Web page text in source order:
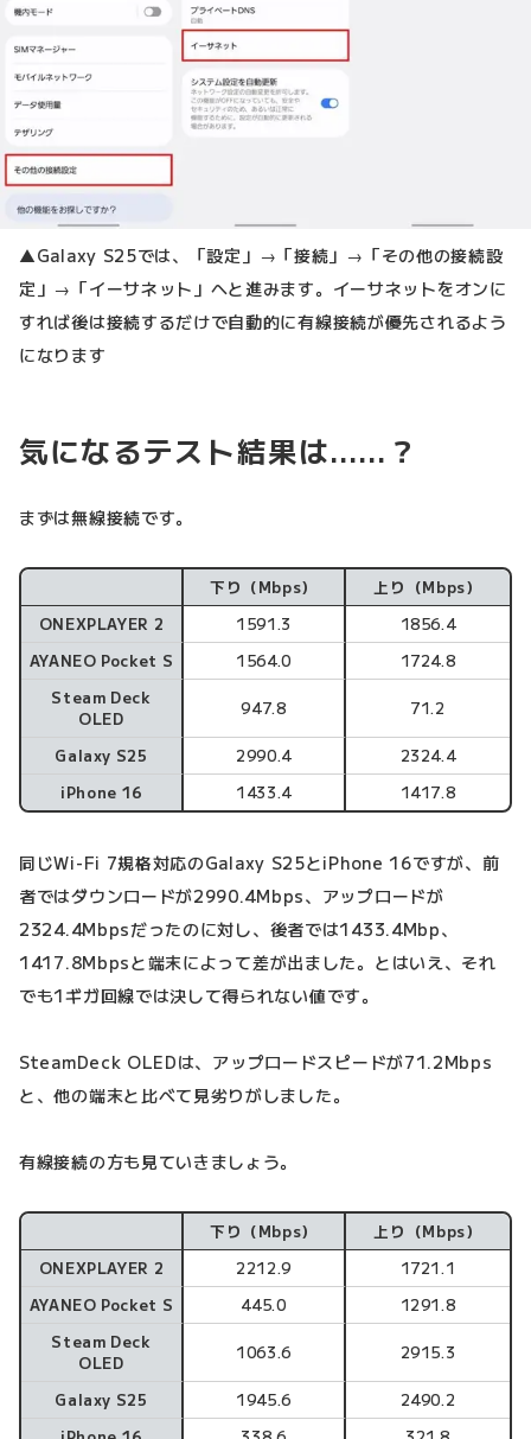
▲Galaxy S25では、「設定」→「接続」→「その他の接続設
定」→「イーサネット」へと進みます。イーサネットをオンに
すれば後は接続するだけで自動的に有線接続が優先されるよう
になります
気になるテスト結果は……？
まずは無線接続です。
下り（Mbps）
上り（Mbps）
ONEXPLAYER 2
1591.3
1856.4
AYANEO Pocket S
1564.0
1724.8
Steam Deck
OLED
947.8 71.2
Galaxy S25 2990.4
2324.4
iPhone 16
1433.4 1417.8
同じWi-Fi 7規格対応のGalaxy S25とiPhone 16ですが、前
者ではダウンロードが2990.4Mbps、アップロードが
2324.4Mbpsだったのに対し、後者では1433.4Mbp、
1417.8Mbpsと端末によって差が出ました。とはいえ、それ
でも1ギガ回線では決して得られない値です。
SteamDeck OLEDは、アップロードスピードが71.2Mbps
と、他の端末と比べて見劣りがしました。
有線接続の方も見ていきましょう。
下り（Mbps）
上り（Mbps）
ONEXPLAYER 2
2212.9
1721.1
AYANEO Pocket S
445.0
1291.8
Steam Deck
OLED
1063.6 2915.3
Galaxy S25 1945.6
2490.2